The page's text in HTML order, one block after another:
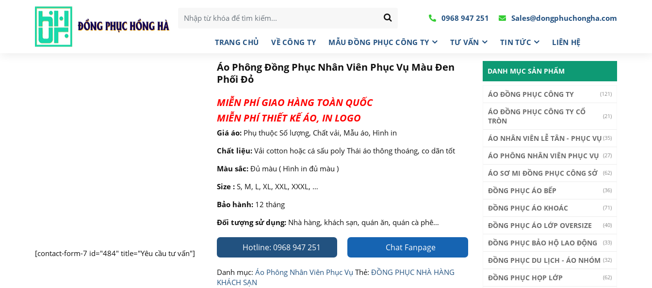
0968 947 251 Sales@dongphuchongha.com
TRANG CHỦ VỀ CÔNG TY MẪU ĐỒNG PHỤC CÔNG TY TƯ VẤN TIN TỨC LIÊN HỆ
[contact-form-7 id="484" title="Yêu cầu tư vấn"]
Áo Phông Đồng Phục Nhân Viên Phục Vụ Màu Đen
Phối Đỏ
MIỄN PHÍ GIAO HÀNG TOÀN QUỐC
MIỄN PHÍ THIẾT KẾ ÁO, IN LOGO
Giá áo:Phụ thuộc Số lượng, Chất vải, Mẫu áo, Hình in
Chất liệu:Vải cotton hoặc cá sấu poly Thái áo thông thoáng, co dãn tốt
Màu sắc:Đủ màu ( Hình in đủ màu )
Size :S, M, L, XL, XXL, XXXL, …
Bảo hành:12 tháng
Đối tượng sử dụng:Nhà hàng, khách sạn, quán ăn, quán cà phê…
Hotline: 0968 947 251 Chat Fanpage
Danh mục: Áo Phông Nhân Viên Phục Vụ Thẻ: ĐỒNG PHỤC NHÀ HÀNG
KHÁCH SẠN
DANH MỤC SẢN PHẨM
ÁO ĐỒNG PHỤC CÔNG TY (121)
ÁO ĐỒNG PHỤC CÔNG TY CỔ
TRÒN
(21)
ÁO NHÂN VIÊN LỄ TÂN - PHỤC VỤ (35)
ÁO PHÔNG NHÂN VIÊN PHỤC VỤ (27)
ÁO SƠ MI ĐỒNG PHỤC CÔNG SỞ (62)
ĐỒNG PHỤC ÁO BẾP (36)
ĐỒNG PHỤC ÁO KHOÁC (71)
ĐỒNG PHỤC ÁO LỚP OVERSIZE (40)
ĐỒNG PHỤC BẢO HỘ LAO ĐỘNG (33)
ĐỒNG PHỤC DU LỊCH - ÁO NHÓM (32)
ĐỒNG PHỤC HỌP LỚP (62)